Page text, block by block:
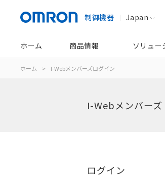
制御機器 Japan
ホーム 商品情報 ソリュー
ホーム > I-Webメンバーズログイン
I-Webメンバーズ
ログイン